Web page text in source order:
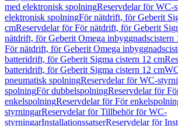
med elektronisk spolningReservdelar för WC-
elektronisk spolningFör nätdrift, för Geberit
cmReservdelar för För nätdrift, för Geberit
nätdrift, för Geberit Omega inbyggnadscistern
För nätdrift, för Geberit Omega
batteridrift, för Geberit Sigma cistern 12 cm
batteridrift, för Geberit Sigma cistern 12 cm
pneumatisk spolningReservdelar för WC-
spolningFör dubbelspolningReservdelar för
enkelspolningReservdelar för För
styrningarReservdelar för Tillbehör för WC-
styrningarInstallationssatserReservdelar för